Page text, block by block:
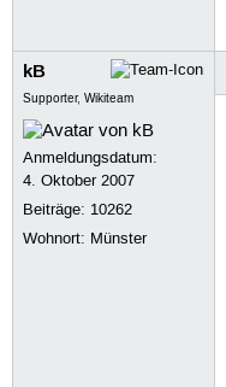
kB
Supporter, Wikiteam
Anmeldungsdatum:
4. Oktober 2007
Beiträge: 10262
Wohnort: Münster